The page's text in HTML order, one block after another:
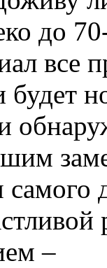
до
все
будет
–